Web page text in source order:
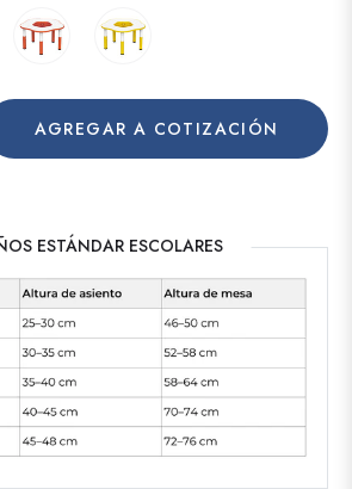
AGREGAR A COTIZACIÓN
ESTÁNDAR ESCOLARES